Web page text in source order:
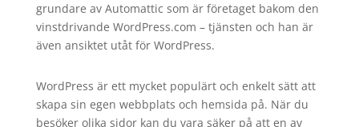
grundare av Automattic som är företaget bakom den
vinstdrivande WordPress.com – tjänsten och han är
även ansiktet utåt för WordPress.
WordPress är ett mycket populärt och enkelt sätt att
skapa sin egen webbplats och hemsida på. När du
besöker olika sidor kan du vara säker på att en av